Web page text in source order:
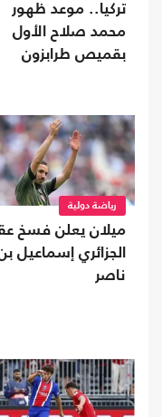
تركيا.. موعد ظهور
محمد صلاح الأول
بقميص طرابزون
رياضة دولية
ميلان يعلن فسخ
الجزائري إسماعيل
ناصر